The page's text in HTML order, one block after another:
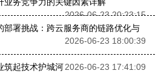
2026-06-23 20:23:15
部署挑战：跨云服务商的链路优化与
2026-06-23 18:00:39
筑起技术护城河2026-06-23 17:41:09